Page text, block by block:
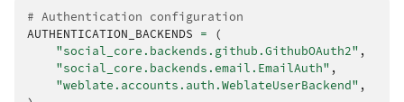
# Authentication configuration
AUTHENTICATION_BACKENDS =
(
"social_core.backends.github.GithubOAuth2" ,
"social_core.backends.email.EmailAuth" ,
"weblate.accounts.auth.WeblateUserBackend" ,